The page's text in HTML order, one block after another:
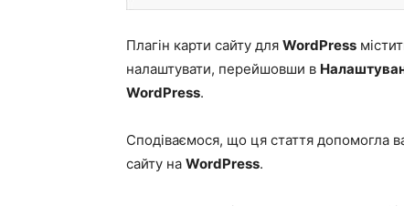
Плагін карти сайту для WordPress
налаштувати, перейшовши в
WordPress.
Сподіваємося, що ця стаття допомогла
сайту на WordPress.